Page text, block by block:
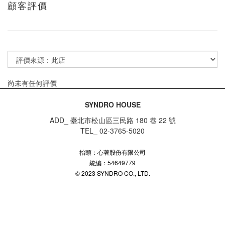
顧客評價
尚未有任何評價
SYNDRO HOUSE
ADD_ 臺北市松山區三民路 180 巷 22 號
TEL_ 02-3765-5020
抬頭：心著股份有限公司
統編：54649779
© 2023 SYNDRO CO., LTD.